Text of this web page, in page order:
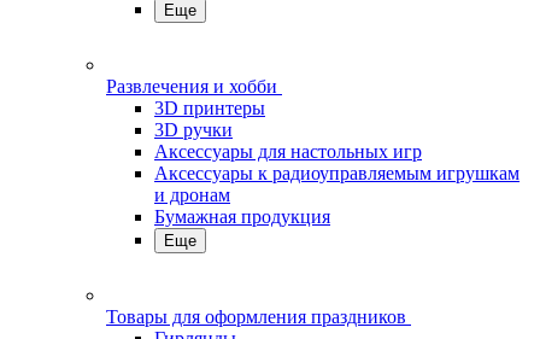
Еще
Развлечения и хобби
3D принтеры
3D ручки
Аксессуары для настольных игр
Аксессуары к радиоуправляемым игрушкам
и дронам
Бумажная продукция
Еще
Товары для оформления праздников